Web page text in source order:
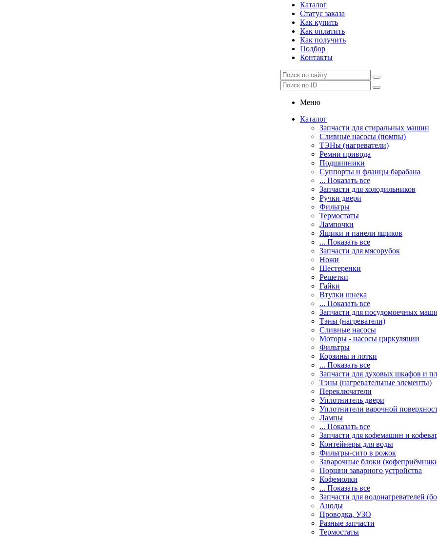
Каталог
Статус заказа
Как купить
Как оплатить
Как получить
Подбор
Контакты
Меню
Каталог
Запчасти для стиральных машин
Сливные насосы (помпы)
ТЭНы (нагреватели)
Ремни привода
Подшипники
Суппорты и фланцы барабана
... Показать все
Запчасти для холодильников
Ручки двери
Фильтры
Термостаты
Лампочки
Ящики и панели ящиков
... Показать все
Запчасти для мясорубок
Ножи
Шестеренки
Решетки
Гайки
Втулки шнека
... Показать все
Запчасти для посудомоечных
Тэны (нагреватели)
Сливные насосы
Моторы - насосы циркуляции
Фильтры
Корзины и лотки
... Показать все
Запчасти для духовых шкафов и
Тэны (нагревательные элементы)
Переключатели
Уплотнитель двери
Уплотнители варочной
Лампы
... Показать все
Запчасти для кофемашин и
Контейнеры для воды
Фильтры-сито в рожок
Заварочные блоки
Поршни заварного устройства
Кофемолки
... Показать все
Запчасти для водонагревателей
Аноды
Проводка, УЗО
Разные запчасти
Термостаты